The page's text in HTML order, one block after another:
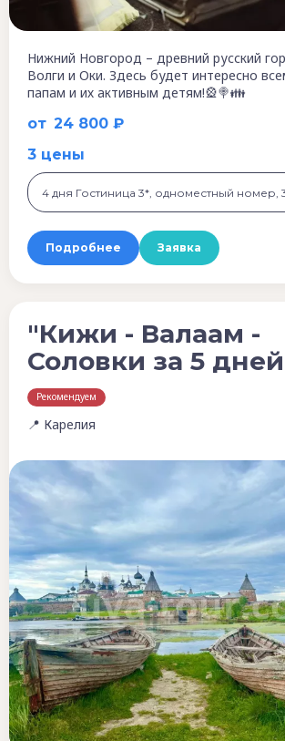
от 24 800 ₽
Нижний Новгород – древний русский
Волги и Оки. Здесь будет интересно
папам и их активным детям!🎡🍭👪
3 цены
4 дня Гостиница 3*, одноместный номер,
Подробнее Заявка
"Кижи - Валаам -
Соловки за 5
Рекомендуем
📍 Карелия